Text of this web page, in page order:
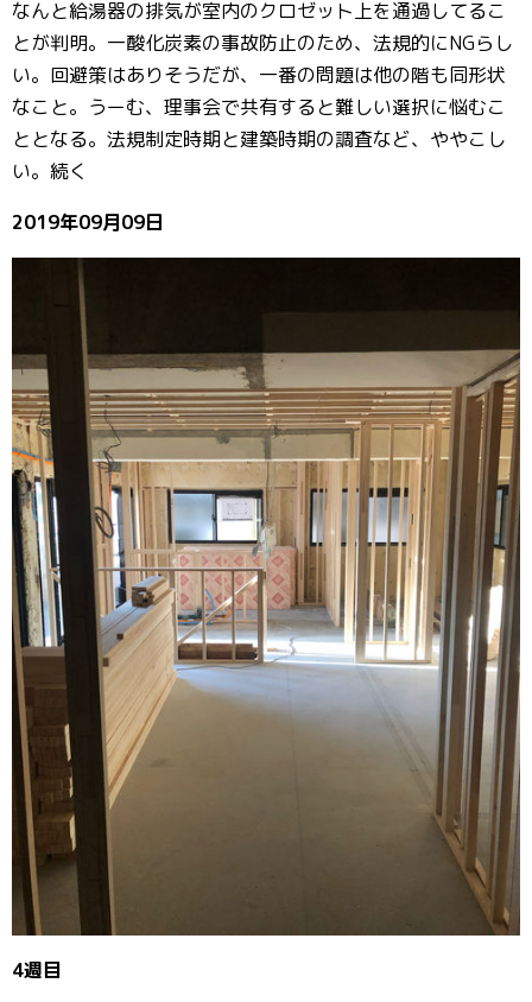
なんと給湯器の排気が室内のクロゼット上を通過してるこ
とが判明。一酸化炭素の事故防止のため、法規的にNGらし
い。回避策はありそうだが、一番の問題は他の階も同形状
なこと。うーむ、理事会で共有すると難しい選択に悩むこ
ととなる。法規制定時期と建築時期の調査など、ややこし
い。続く
2019年09月09日
4週目